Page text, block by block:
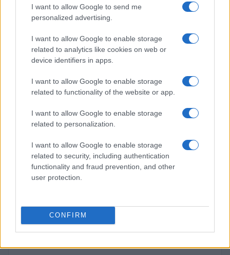
I want to allow Google to send me
personalized advertising.
I want to allow Google to enable storage
related to analytics like cookies on web or
device identifiers in apps.
I want to allow Google to enable storage
related to functionality of the website or app.
I want to allow Google to enable storage
related to personalization.
I want to allow Google to enable storage
related to security, including authentication
functionality and fraud prevention, and other
user protection.
CONFIRM
Brent cae un 8.3% y arrastra a las materias primas en agosto
NEWS
primas
Lucía Herrera · 5 Ago 2026